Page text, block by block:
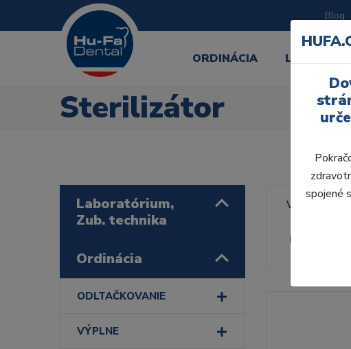
Blog
ORDINÁCIA
Sterilizátor
Laboratórium,
Zub. technika
Ordinácia
ODLTAČKOVANIE
VÝPLNE
Výrobca:
Radenie
spojené